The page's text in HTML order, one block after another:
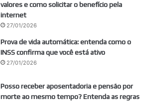
valores e como solicitar o benefício pela
internet
27/01/2026
Prova de vida automática: entenda como o
INSS confirma que você está ativo
27/01/2026
Posso receber aposentadoria e pensão por
morte ao mesmo tempo? Entenda as regras